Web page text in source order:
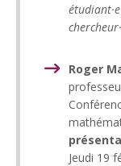
Roger
Jeudi 19